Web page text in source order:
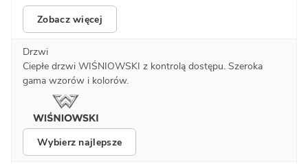
Zobacz więcej
Drzwi
Ciepłe drzwi WIŚNIOWSKI z kontrolą dostępu. Szeroka
gama wzorów i kolorów.
Wybierz najlepsze